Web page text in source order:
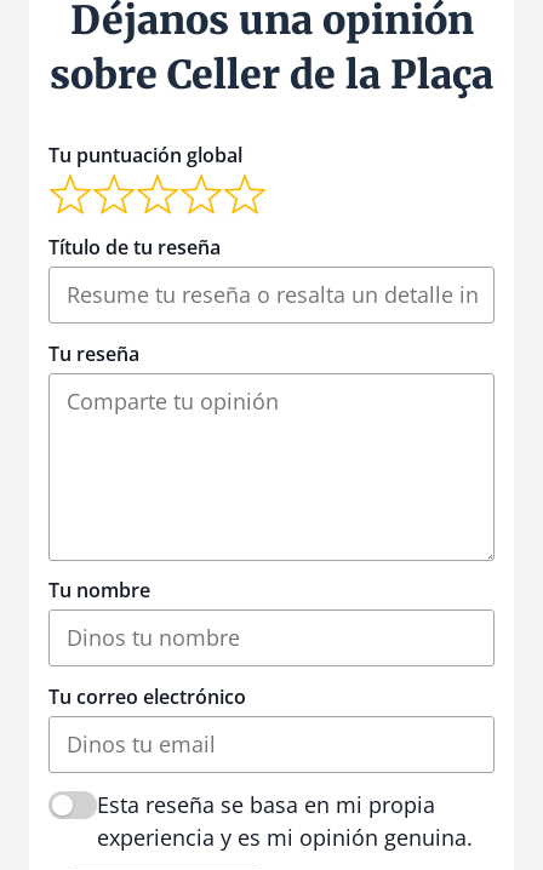
Déjanos una opinión
sobre Celler de la Plaça
Tu puntuación global
Título de tu reseña
Tu reseña
Tu nombre
Tu correo electrónico
Esta reseña se basa en mi propia
experiencia y es mi opinión genuina.